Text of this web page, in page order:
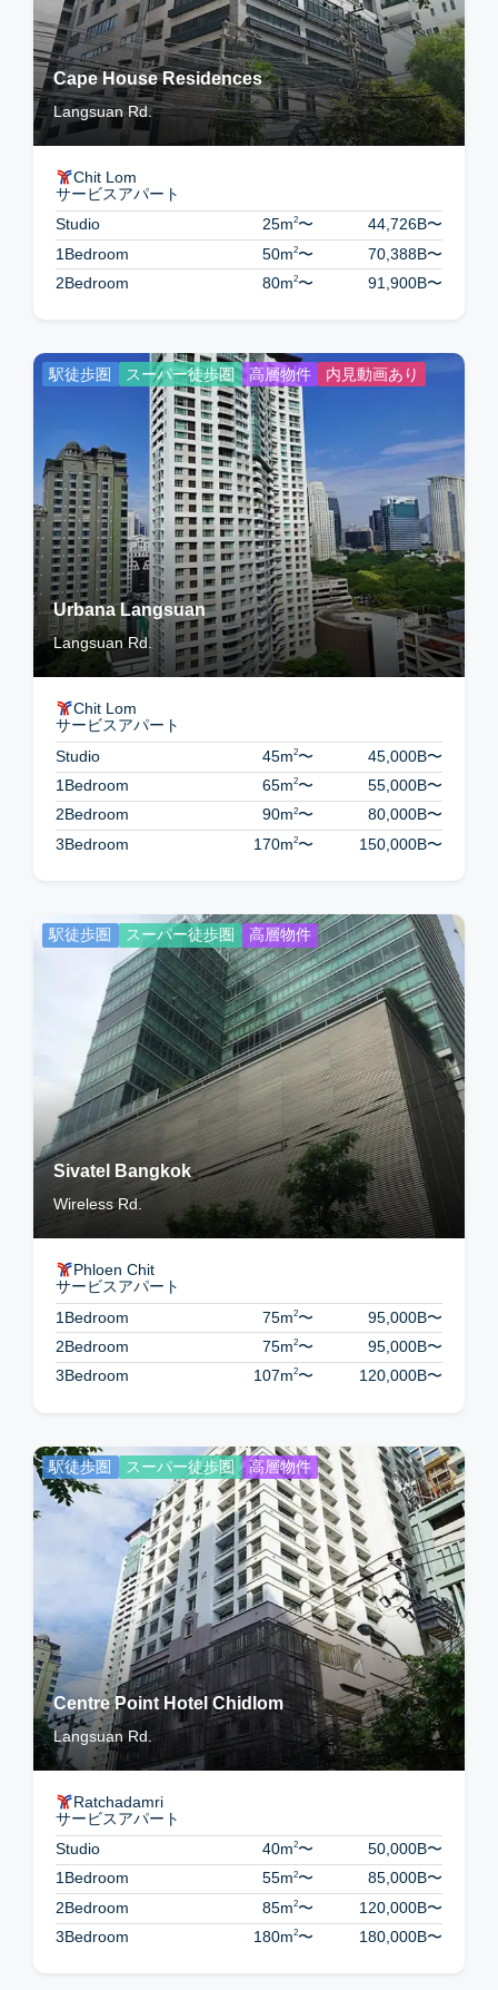
Cape House Residences
Langsuan Rd.
Chit Lom
サービスアパート
Studio
25m2〜 44,726B〜
1Bedroom
50m2〜 70,388B〜
2Bedroom
80m2〜 91,900B〜
駅徒歩圏 スーパー徒歩圏 高層物件 内見動画あり
Urbana Langsuan
Langsuan Rd.
Chit Lom
サービスアパート
Studio
45m2〜 45,000B〜
1Bedroom
65m2〜 55,000B〜
2Bedroom
90m2〜 80,000B〜
3Bedroom
170m2〜 150,000B〜
駅徒歩圏 スーパー徒歩圏 高層物件
Sivatel Bangkok
Wireless Rd.
Phloen Chit
サービスアパート
1Bedroom
75m2〜 95,000B〜
2Bedroom
75m2〜 95,000B〜
3Bedroom
107m2〜 120,000B〜
駅徒歩圏 スーパー徒歩圏 高層物件
Centre Point Hotel Chidlom
Langsuan Rd.
Ratchadamri
サービスアパート
Studio
40m2〜 50,000B〜
1Bedroom
55m2〜 85,000B〜
2Bedroom
85m2〜 120,000B〜
3Bedroom
180m2〜 180,000B〜